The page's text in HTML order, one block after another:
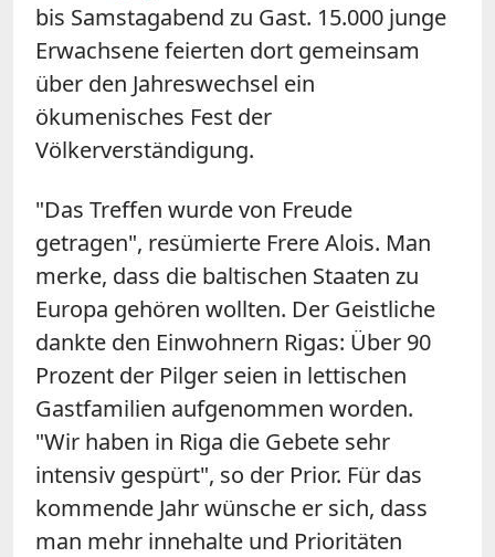
bis Samstagabend zu Gast. 15.000 junge
Erwachsene feierten dort gemeinsam
über den Jahreswechsel ein
ökumenisches Fest der
Völkerverständigung.
"Das Treffen wurde von Freude
getragen", resümierte Frere Alois. Man
merke, dass die baltischen Staaten zu
Europa gehören wollten. Der Geistliche
dankte den Einwohnern Rigas: Über 90
Prozent der Pilger seien in lettischen
Gastfamilien aufgenommen worden.
"Wir haben in Riga die Gebete sehr
intensiv gespürt", so der Prior. Für das
kommende Jahr wünsche er sich, dass
man mehr innehalte und Prioritäten